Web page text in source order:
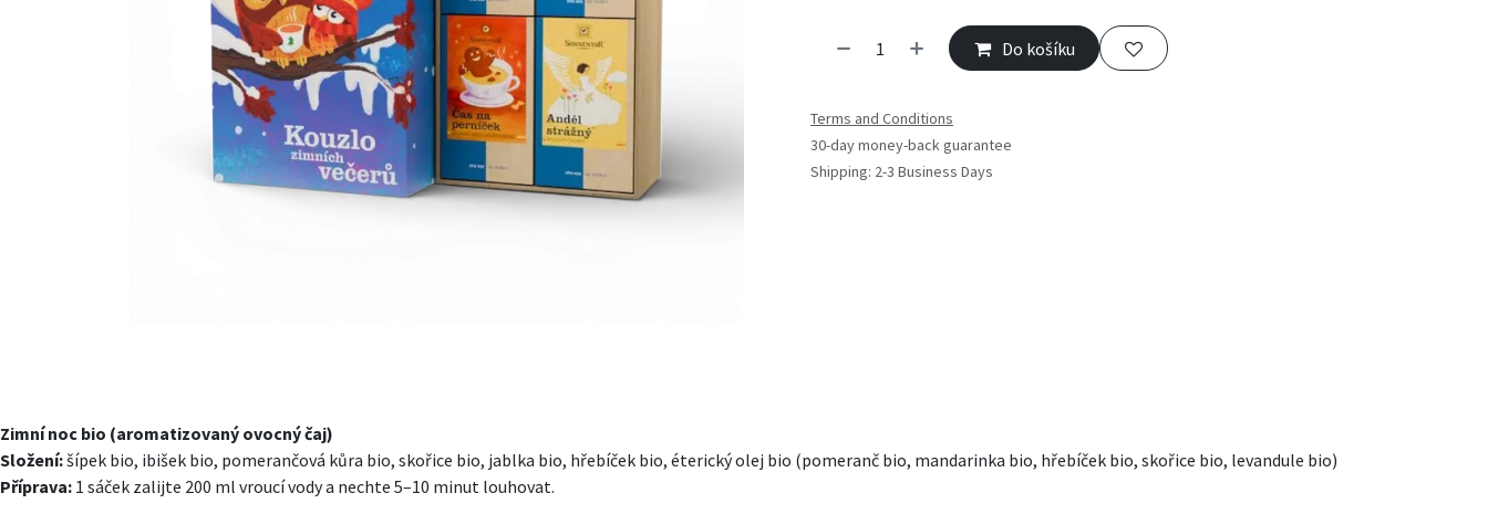
Do košíku
Terms and Conditions
30-day money-back guarantee
Shipping: 2-3 Business Days
Zimní noc bio (aromatizovaný ovocný čaj)
Složení:šípek bio, ibišek bio, pomerančová kůra bio, skořice bio, jablka bio, hřebíček bio, éterický olej bio (pomeranč bio, mandarinka bio, hřebíček bio, skořice bio, levandule bio)
Příprava: 1 sáček zalijte 200 ml vroucí vody a nechte 5–10 minut louhovat.